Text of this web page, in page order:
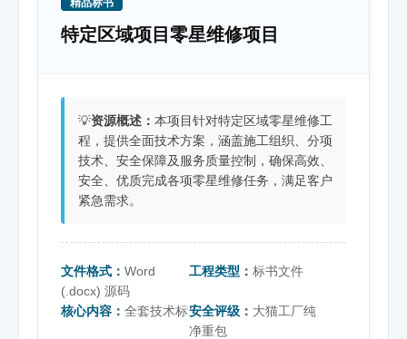
精品标书
特定区域项目零星维修项目
💡资源概述： 本项目针对特定区域零星维修工
程，提供全面技术方案，涵盖施工组织、分项
技术、安全保障及服务质量控制，确保高效、
安全、优质完成各项零星维修任务，满足客户
紧急需求。
文件格式： Word
(.docx) 源码
工程类型：标书文件
核心内容： 全套技术标安全评级： 大猫工厂纯
净重包